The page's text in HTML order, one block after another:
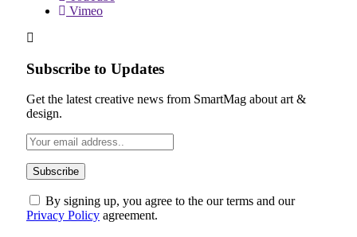
Vimeo
Subscribe to Updates
Get the latest creative news from SmartMag about art &
design.
By signing up, you agree to the our terms and our
Privacy Policy agreement.